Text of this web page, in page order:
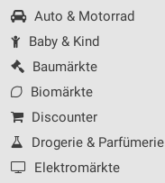
Auto & Motorrad
Baby & Kind
Baumärkte
Biomärkte
Discounter
Drogerie & Parfümerie
Elektromärkte